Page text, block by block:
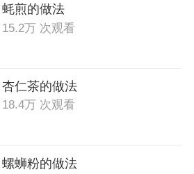
蚝煎的做法
15.2万 次观看
杏仁茶的做法
18.4万 次观看
螺蛳粉的做法